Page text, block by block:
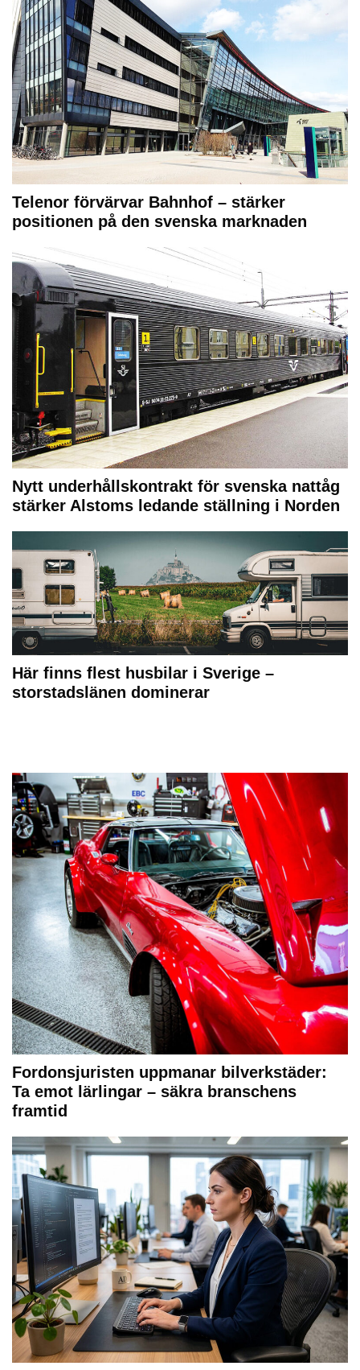
Telenor förvärvar Bahnhof – stärker
positionen på den svenska marknaden
Nytt underhållskontrakt för svenska nattåg
stärker Alstoms ledande ställning i Norden
Här finns flest husbilar i Sverige –
storstadslänen dominerar
Fordonsjuristen uppmanar bilverkstäder:
Ta emot lärlingar – säkra branschens
framtid